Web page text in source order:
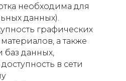
необходима для
данных).
графических
а также
данных,
в сети